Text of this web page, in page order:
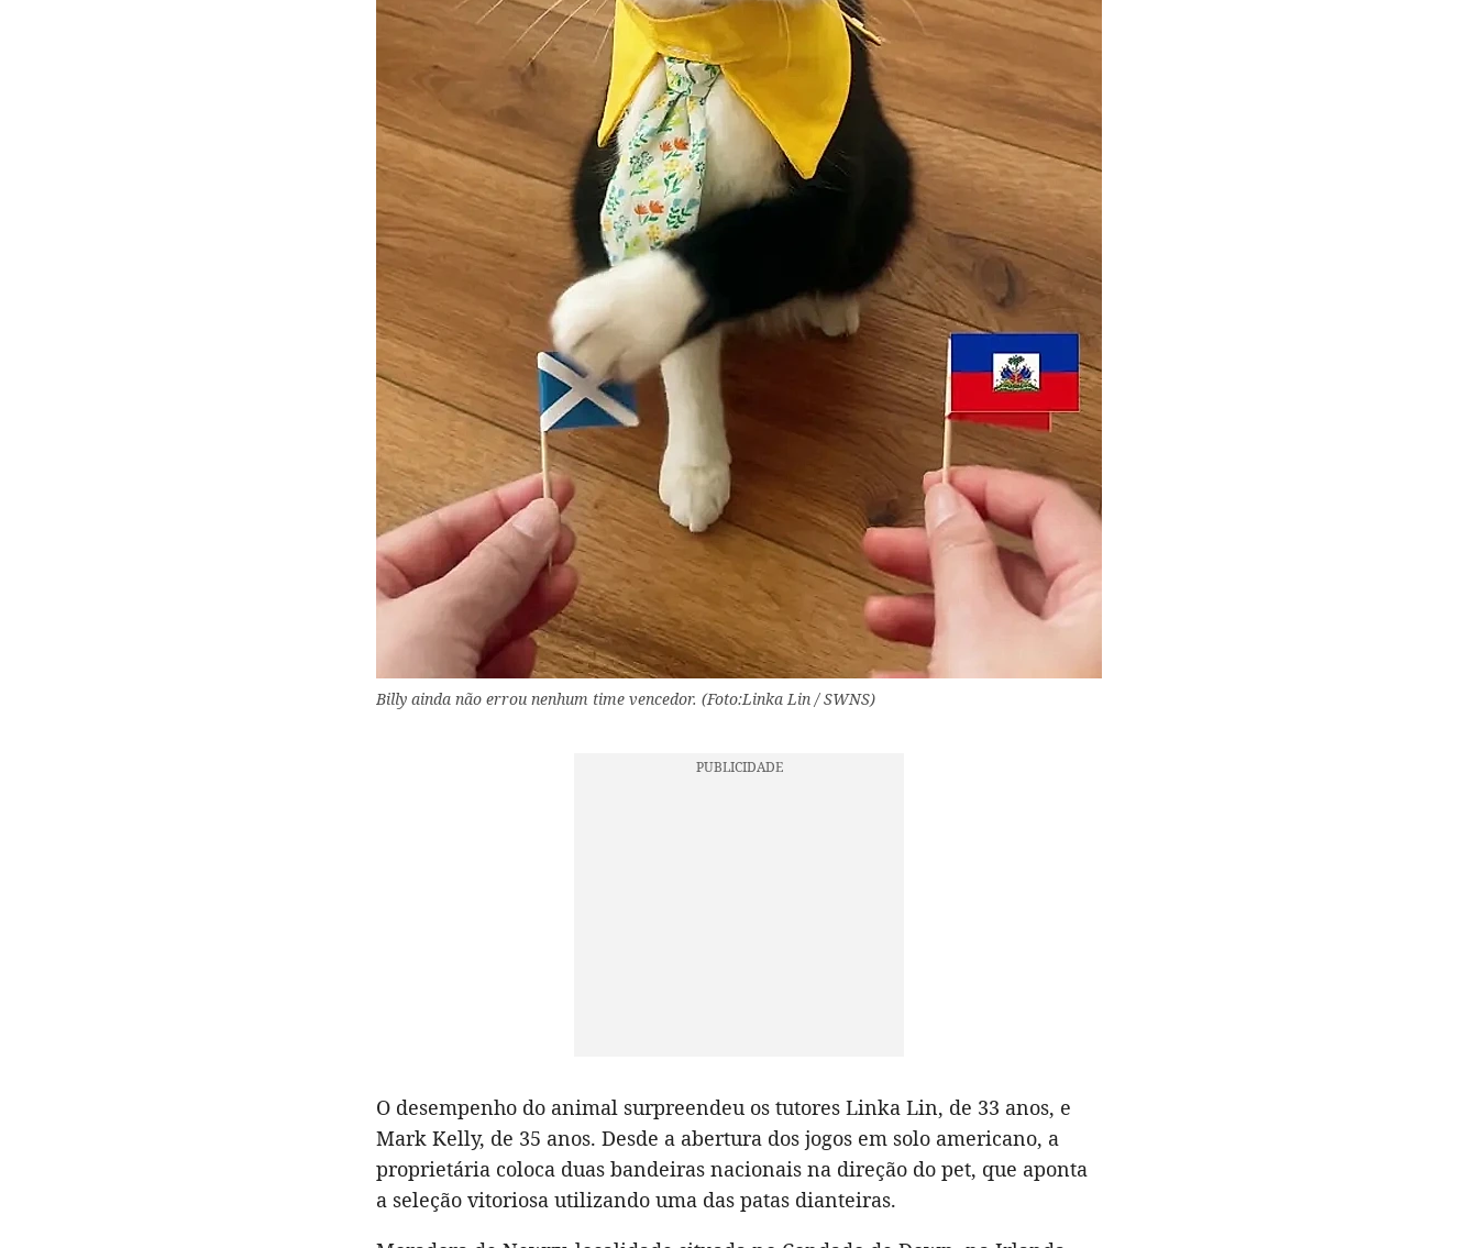
Billy ainda não errou nenhum time vencedor. (Foto:Linka Lin / SWNS)
O desempenho do animal surpreendeu os tutores Linka Lin, de 33 anos, e
Mark Kelly, de 35 anos. Desde a abertura dos jogos em solo americano, a
proprietária coloca duas bandeiras nacionais na direção do pet, que aponta
a seleção vitoriosa utilizando uma das patas dianteiras.